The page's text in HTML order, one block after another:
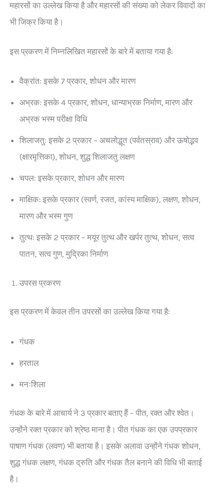
महारसों का उल्लेख किया है और महारसों की संख्या को लेकर विवादों का
भी जिक्र किया है।
इस प्रकरण में निम्नलिखित महारसों के बारे में बताया गया है:
वैक्रांत: इसके 7 प्रकार, शोधन और मारण
अभ्रक: इसके 4 प्रकार, शोधन, धान्याभ्रक निर्माण, मारण और
अभ्रक भस्म परीक्षा विधि
शिलाजतु: इसके 2 प्रकार – अचलोद्भूत (पर्वतस्राव) और ऊषोद्भव
(क्षारमृत्तिका), शोधन, शुद्ध शिलाजतु लक्षण
चपल: इसके प्रकार, शोधन और मारण
माक्षिक: इसके प्रकार (स्वर्ण, रजत, कांस्य माक्षिक), लक्षण, शोधन,
मारण और भस्म गुण
तुत्थ: इसके 2 प्रकार – मयूर तुत्थ और खर्पर तुत्थ, शोधन, सत्व
पातन, सत्व गुण, मुद्रिका निर्माण
उपरस प्रकरण
इस प्रकरण में केवल तीन उपरसों का उल्लेख किया गया है:
गंधक
हरताल
मनःशिला
गंधक के बारे में आचार्य ने 3 प्रकार बताए हैं – पीत, रक्त और श्वेत।
उन्होंने रक्त प्रकार को श्रेष्ठ माना है। पीत गंधक का एक उपप्रकार
पाषाण गंधक (लवण) भी बताया है। इसके अलावा उन्होंने गंधक शोधन,
शुद्ध गंधक लक्षण, गंधक द्रुति और गंधक तैल बनाने की विधि भी बताई
है।